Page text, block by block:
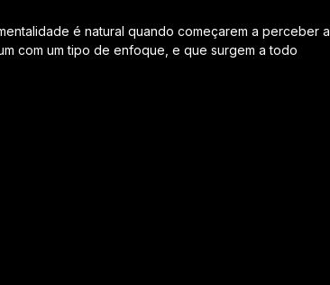
é natural quando começarem a perceber a
com um tipo de enfoque, e que surgem a todo